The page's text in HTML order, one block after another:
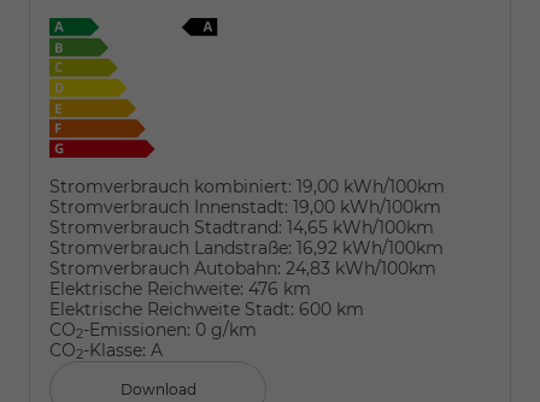
Stromverbrauch kombiniert: 19,00 kWh/100km
Stromverbrauch Innenstadt: 19,00 kWh/100km
Stromverbrauch Stadtrand: 14,65 kWh/100km
Stromverbrauch Landstraße: 16,92 kWh/100km
Stromverbrauch Autobahn: 24,83 kWh/100km
Elektrische Reichweite: 476 km
Elektrische Reichweite Stadt: 600 km
CO2-Emissionen: 0 g/km
CO2-Klasse: A
Download